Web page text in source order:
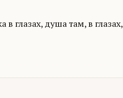
глазах, душа там, в глазах,